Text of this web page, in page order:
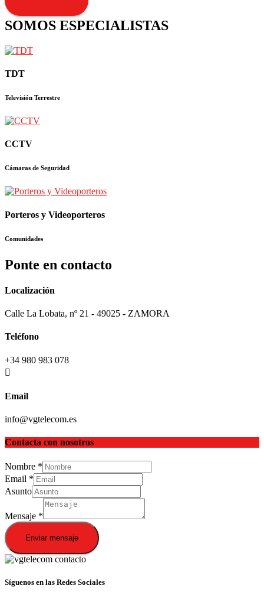
SOMOS ESPECIALISTAS
TDT
Televisión Terrestre
CCTV
Cámaras de Seguridad
Porteros y Videoporteros
Comunidades
Ponte en contacto
Localización
Calle La Lobata, nº 21 - 49025 - ZAMORA
Teléfono
+34 980 983 078
Email
info@vgtelecom.es
Contacta con nosotros
Nombre *
Email *
Asunto
Mensaje *
Enviar mensaje
Síguenos en las Redes Sociales